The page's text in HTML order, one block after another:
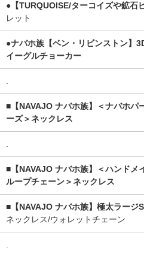
●【TURQUOISE/ターコイズや鉱石
レット
●ナバホ族【ベン・リビンストン】
イーグルチョーカー
.
■【NAVAJO ナバホ族】＜ナバホパ
ーズ＞ネックレス
.
■【NAVAJO ナバホ族】＜ハンドメ
ループチェーン＞ネックレス
■【NAVAJO ナバホ族】極太ラージ
ネックレス/ウォレットチェーン
.